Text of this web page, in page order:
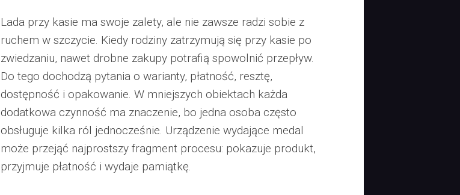
Lada przy kasie ma swoje zalety, ale nie zawsze radzi sobie z
ruchem w szczycie. Kiedy rodziny zatrzymują się przy kasie po
zwiedzaniu, nawet drobne zakupy potrafią spowolnić przepływ.
Do tego dochodzą pytania o warianty, płatność, resztę,
dostępność i opakowanie. W mniejszych obiektach każda
dodatkowa czynność ma znaczenie, bo jedna osoba często
obsługuje kilka ról jednocześnie. Urządzenie wydające medal
może przejąć najprostszy fragment procesu: pokazuje produkt,
przyjmuje płatność i wydaje pamiątkę.